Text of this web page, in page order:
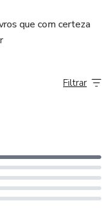
que com certeza
Filtrar